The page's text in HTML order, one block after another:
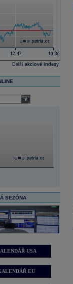
Další akciové indexy
select
SEZÓNA
USA
EU